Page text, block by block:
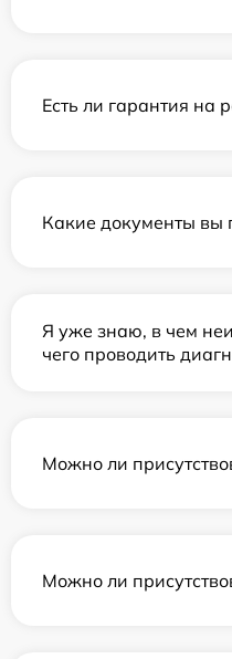
Есть ли гарантия на
Какие документы вы
Я уже знаю, в чем
чего проводить
Можно ли
Можно ли